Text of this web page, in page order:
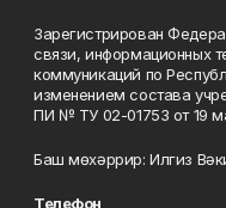
Зарегистрирован
связи, информационных
коммуникаций по
изменением состава
ПИ № ТУ 02-01753 от 19
Баш мөхәррир: Илгиз
Телефон